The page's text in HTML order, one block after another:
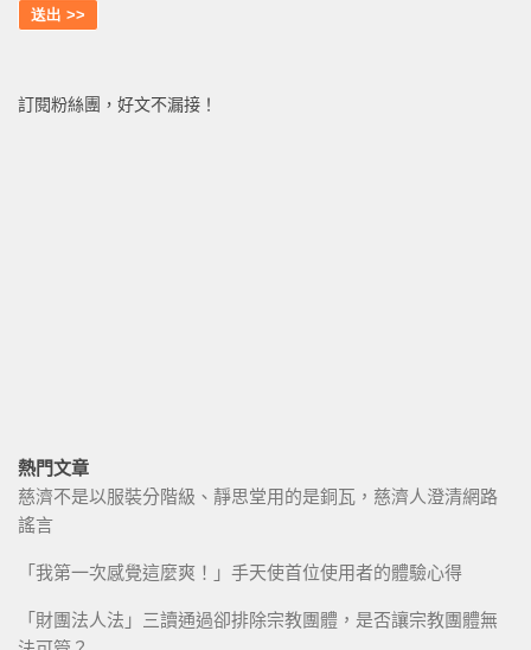
訂閱粉絲團，好文不漏接！
熱門文章
慈濟不是以服裝分階級、靜思堂用的是銅瓦，慈濟人澄清網路
謠言
「我第一次感覺這麼爽！」手天使首位使用者的體驗心得
「財團法人法」三讀通過卻排除宗教團體，是否讓宗教團體無